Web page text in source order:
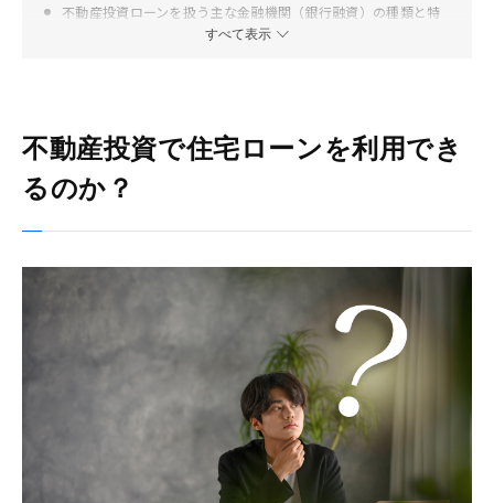
不動産投資ローンを扱う主な金融機関（銀行融資）の種類と特
不動産投資では住宅ローンではなく投資用ローンを活用しよう
すべて表示
不動産投資で住宅ローンを利用でき
るのか？